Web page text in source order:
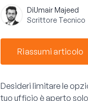
DiUmair Majeed
Scrittore Tecnico
Riassumi articolo
Desideri limitare le
tuo ufficio è aperto